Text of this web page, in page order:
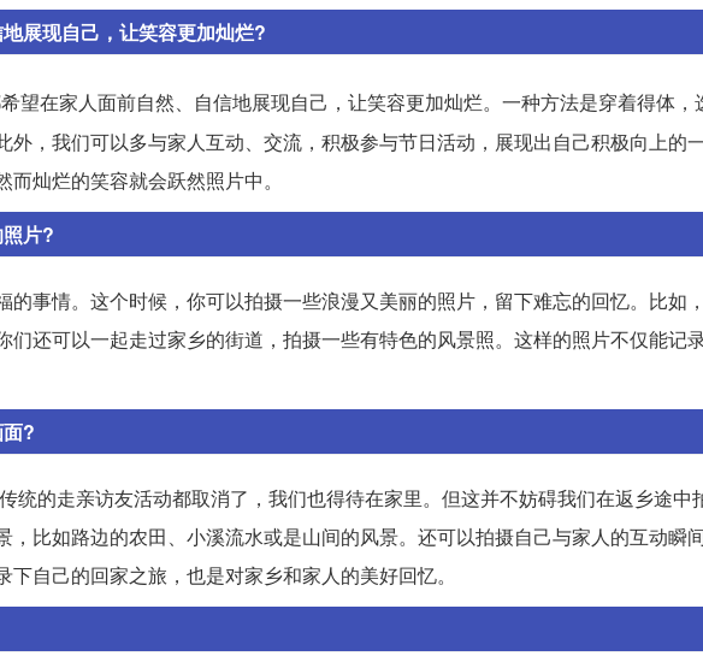
展现自己，让笑容更加灿烂?
望在家人面前自然、自信地展现自己，让笑容更加灿烂。一种方法是穿着得体，
，我们可以多与家人互动、交流，积极参与节日活动，展现出自己积极向上的一
灿烂的笑容就会跃然照片中。
片?
事情。这个时候，你可以拍摄一些浪漫又美丽的照片，留下难忘的回忆。比如
还可以一起走过家乡的街道，拍摄一些有特色的风景照。这样的照片不仅能记
?
统的走亲访友活动都取消了，我们也得待在家里。但这并不妨碍我们在返乡途中
比如路边的农田、小溪流水或是山间的风景。还可以拍摄自己与家人的互动瞬
自己的回家之旅，也是对家乡和家人的美好回忆。